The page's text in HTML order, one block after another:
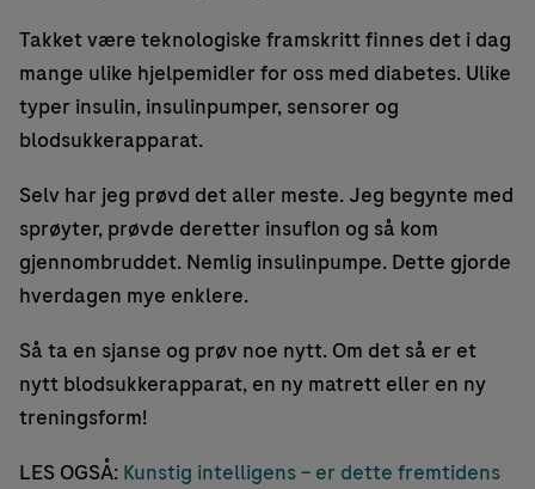
Takket være teknologiske framskritt finnes det i dag
mange ulike hjelpemidler for oss med diabetes. Ulike
typer insulin, insulinpumper, sensorer og
blodsukkerapparat.
Selv har jeg prøvd det aller meste. Jeg begynte med
sprøyter, prøvde deretter insuflon og så kom
gjennombruddet. Nemlig insulinpumpe. Dette gjorde
hverdagen mye enklere.
Så ta en sjanse og prøv noe nytt. Om det så er et
nytt blodsukkerapparat, en ny matrett eller en ny
treningsform!
LES OGSÅ: Kunstig intelligens – er dette fremtidens